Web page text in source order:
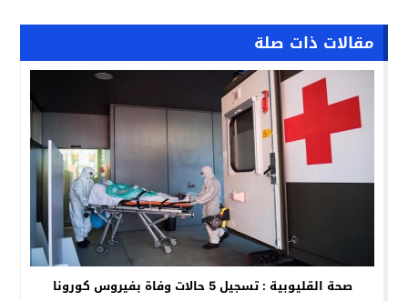
مقالات ذات صلة
صحة القليوبية : تسجيل 5 حالات وفاة بفيروس كورونا